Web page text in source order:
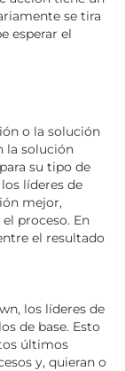
se tira
esperar el
o la solución
la solución
su tipo de
líderes de
mejor,
proceso. En
el resultado
los líderes de
de base. Esto
últimos
y, quieran o